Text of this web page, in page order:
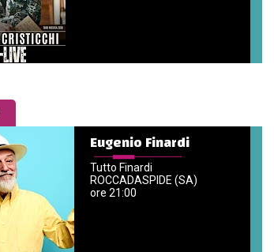
Eugenio Finardi
Tutto Finardi
ROCCADASPIDE (SA)
ore 21:00